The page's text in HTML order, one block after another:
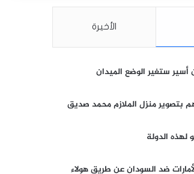
الأخيرة
أسير ستغير الوضع الميدان
بتصوير منزل الملازم محمد صديق
لهذه الدولة
ضد السودان عن طريق هولاء